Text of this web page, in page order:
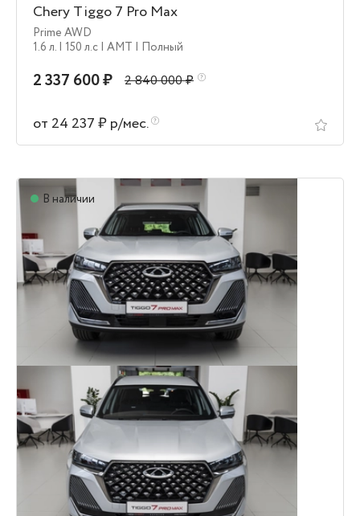
Chery Tiggo 7 Pro Max
Prime AWD
1.6 л. | 150 л.c | AMT | Полный
2 337 600 ₽ 2 840 000 ₽
от 24 237 ₽ р/мес.
В наличии